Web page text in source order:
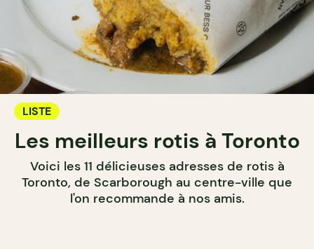
LISTE
Les meilleurs rotis à Toronto
Voici les 11 délicieuses adresses de rotis à
Toronto, de Scarborough au centre-ville que
l'on recommande à nos amis.